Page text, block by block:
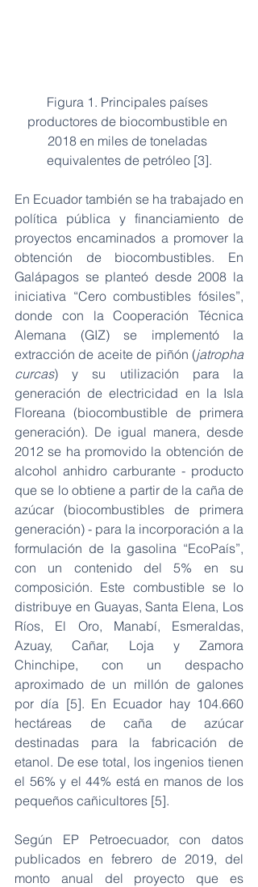
Figura 1. Principales países
productores de biocombustible en
2018 en miles de toneladas
equivalentes de petróleo [3].
En Ecuador también se ha trabajado en
política pública y financiamiento de
proyectos encaminados a promover la
obtención de biocombustibles. En
Galápagos se planteó desde 2008 la
iniciativa “Cero combustibles fósiles”,
donde con la Cooperación Técnica
Alemana (GIZ) se implementó la
extracción de aceite de piñón (jatropha
curcas) y su utilización para la
generación de electricidad en la Isla
Floreana (biocombustible de primera
generación). De igual manera, desde
2012 se ha promovido la obtención de
alcohol anhidro carburante - producto
que se lo obtiene a partir de la caña de
azúcar (biocombustibles de primera
generación) - para la incorporación a la
formulación de la gasolina “EcoPaís”,
con un contenido del 5% en su
composición. Este combustible se lo
distribuye en Guayas, Santa Elena, Los
Ríos, El Oro, Manabí, Esmeraldas,
Azuay, Cañar, Loja y Zamora
Chinchipe, con un despacho
aproximado de un millón de galones
por día [5]. En Ecuador hay 104.660
hectáreas de caña de azúcar
destinadas para la fabricación de
etanol. De ese total, los ingenios tienen
el 56% y el 44% está en manos de los
pequeños cañicultores [5].
Según EP Petroecuador, con datos
publicados en febrero de 2019, del
monto anual del proyecto que es